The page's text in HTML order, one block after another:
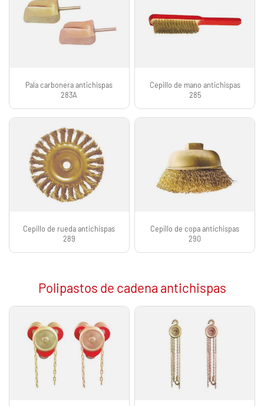
Pala carbonera antichispas
283A
Cepillo de mano antichispas
285
Cepillo de rueda antichispas
289
Cepillo de copa antichispas
290
Polipastos de cadena antichispas